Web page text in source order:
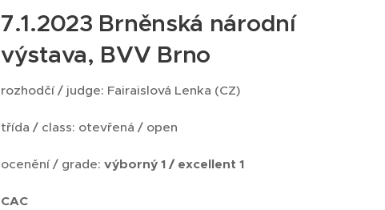
7.1.2023 Brněnská národní
výstava, BVV Brno
rozhodčí / judge: Fairaislová Lenka (CZ)
třída / class: otevřená / open
ocenění / grade: výborný 1 / excellent 1
CAC